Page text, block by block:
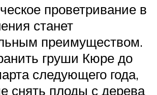
проветривание в
станет
преимуществом.
груши Кюре до
следующего года,
снять плоды с дерева